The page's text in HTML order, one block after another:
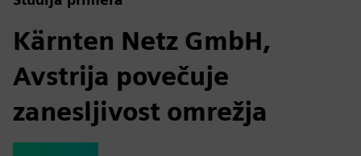
Kärnten Netz GmbH,
Avstrija povečuje
zanesljivost omrežja